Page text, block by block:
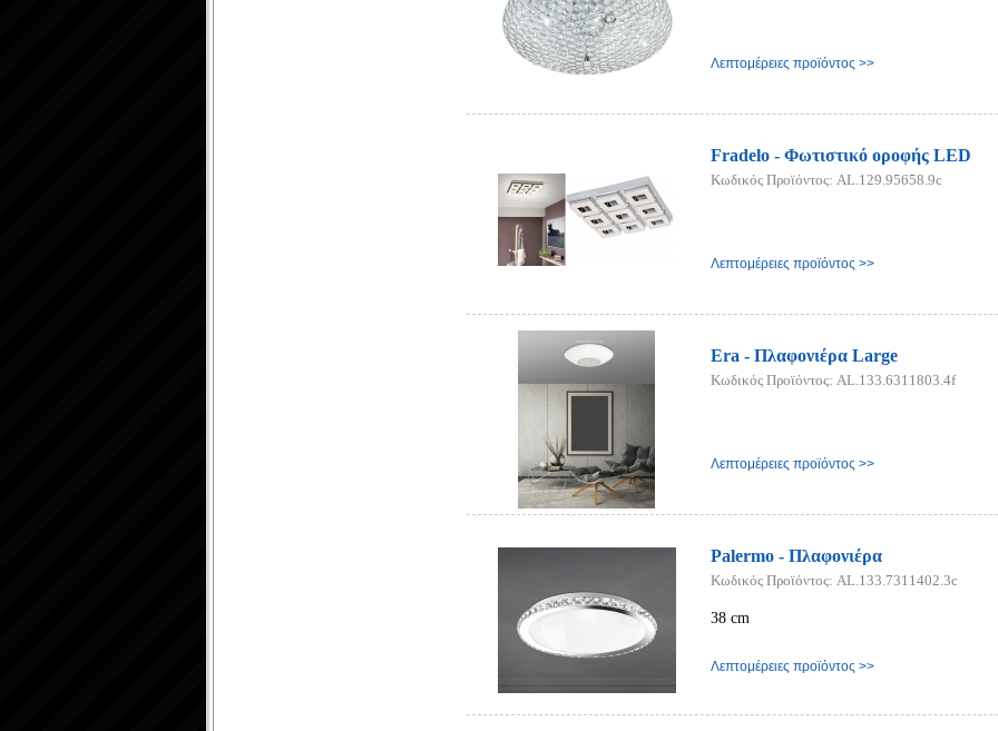
Λεπτομέρειες προϊόντος >>
Fradelo - Φωτιστικό οροφής LED
Κωδικός Προϊόντος: AL.129.95658.9c
Λεπτομέρειες προϊόντος >>
Era - Πλαφονιέρα Large
Κωδικός Προϊόντος: AL.133.6311803.4f
Λεπτομέρειες προϊόντος >>
Palermo - Πλαφονιέρα
Κωδικός Προϊόντος: AL.133.7311402.3c
38 cm
Λεπτομέρειες προϊόντος >>